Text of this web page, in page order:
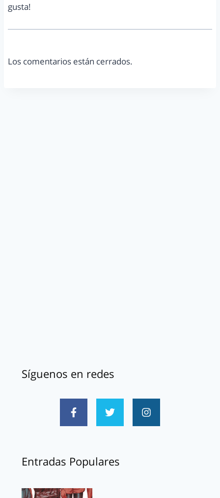
gusta!
Los comentarios están cerrados.
Síguenos en redes
Entradas Populares